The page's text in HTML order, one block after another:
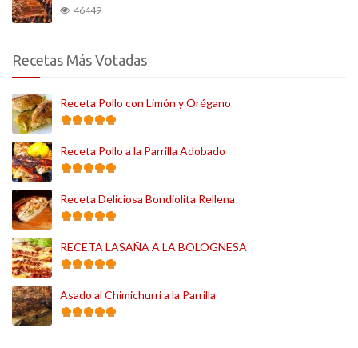
46449
Recetas Más Votadas
Receta Pollo con Limón y Orégano
Receta Pollo a la Parrilla Adobado
Receta Deliciosa Bondiolita Rellena
RECETA LASAÑA A LA BOLOGNESA
Asado al Chimichurri a la Parrilla